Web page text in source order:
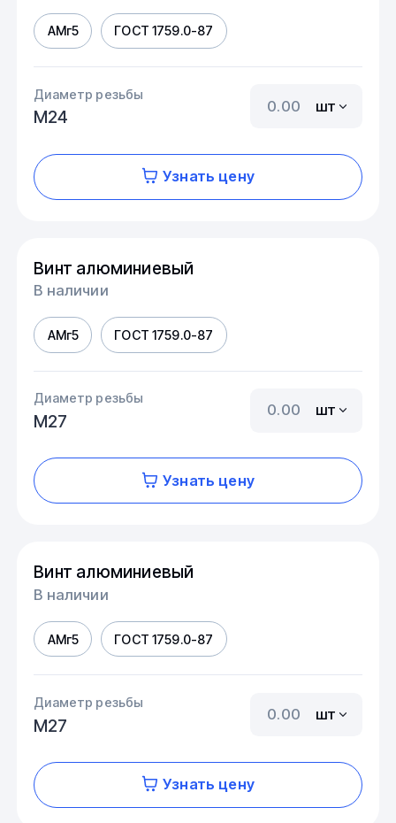
АМг5 ГОСТ 1759.0-87
Диаметр резьбы
М24
шт
Узнать цену
Винт алюминиевый
В наличии
АМг5 ГОСТ 1759.0-87
Диаметр резьбы
М27
шт
Узнать цену
Винт алюминиевый
В наличии
АМг5 ГОСТ 1759.0-87
Диаметр резьбы
М27
шт
Узнать цену